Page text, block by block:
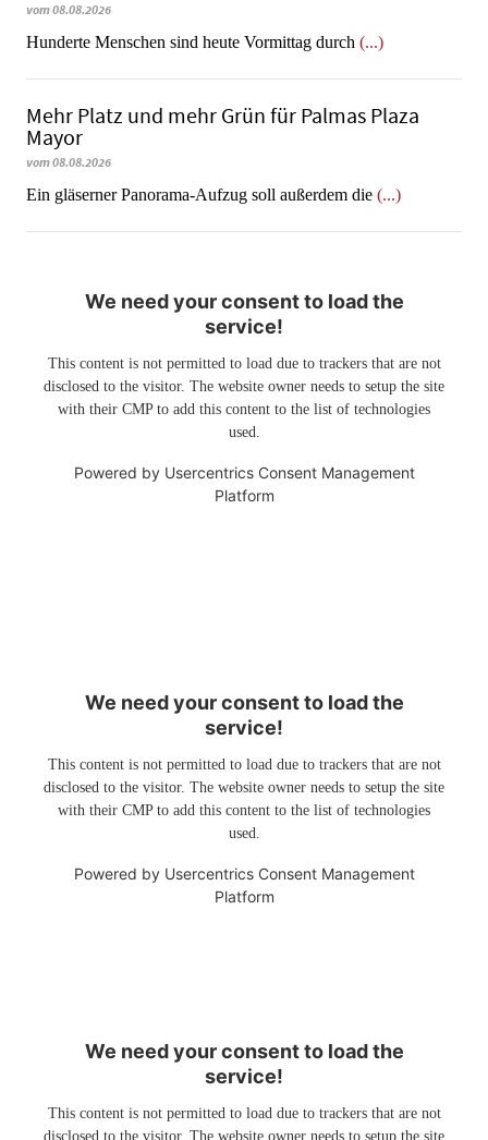
vom 08.08.2026
Hunderte Menschen sind heute Vormittag durch (...)
Mehr Platz und mehr Grün für Palmas Plaza
Mayor
vom 08.08.2026
Ein gläserner Panorama-Aufzug soll außerdem die (...)
We need your consent to load the
service!
This content is not permitted to load due to trackers that are not
disclosed to the visitor. The website owner needs to setup the site
with their CMP to add this content to the list of technologies
used.
Powered by Usercentrics Consent Management
Platform
We need your consent to load the
service!
This content is not permitted to load due to trackers that are not
disclosed to the visitor. The website owner needs to setup the site
with their CMP to add this content to the list of technologies
used.
Powered by Usercentrics Consent Management
Platform
We need your consent to load the
service!
This content is not permitted to load due to trackers that are not
disclosed to the visitor. The website owner needs to setup the site